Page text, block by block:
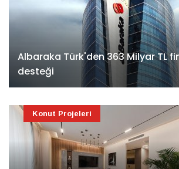
Albaraka Türk'den 363 Milyar TL
desteği
Konut Projeleri